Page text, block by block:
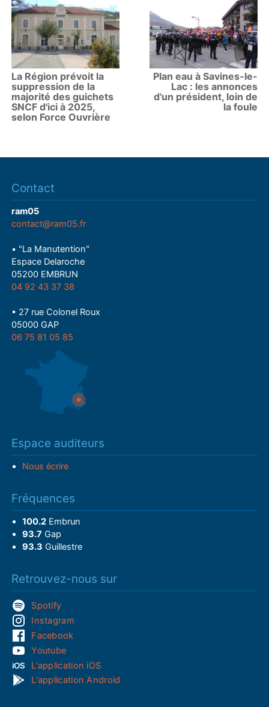
La Région prévoit la
suppression de la
majorité des guichets
SNCF d'ici à 2025,
selon Force Ouvrière
Plan eau à Savines-le-
Lac : les annonces
d'un président, loin de
la foule
Contact
ram05
contact@ram05.fr
• "La Manutention"
Espace Delaroche
05200 EMBRUN
04 92 43 37 38
• 27 rue Colonel Roux
05000 GAP
06 75 81 05 85
Espace auditeurs
Nous écrire
Fréquences
100.2Embrun
93.7 Gap
93.3 Guillestre
Retrouvez-nous sur
Spotify
Instagram
Facebook
Youtube
L'application iOS
L'application Android